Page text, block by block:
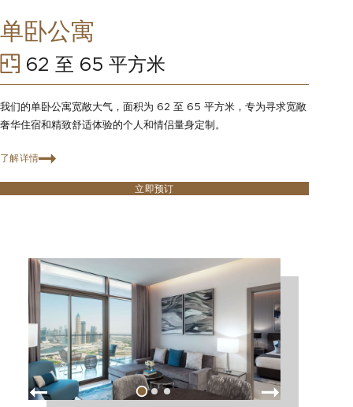
单卧公寓
62 至 65 平方米
我们的单卧公寓宽敞大气，面积为 62 至 65 平方米，专为寻求宽敞
奢华住宿和精致舒适体验的个人和情侣量身定制。
立即预订
了解详情